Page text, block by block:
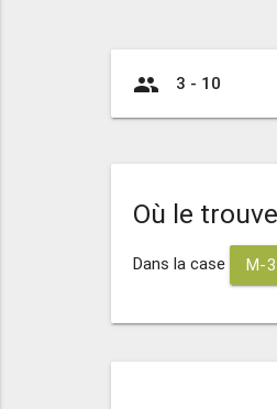
group 3 - 10
Où le
Dans la case M-3